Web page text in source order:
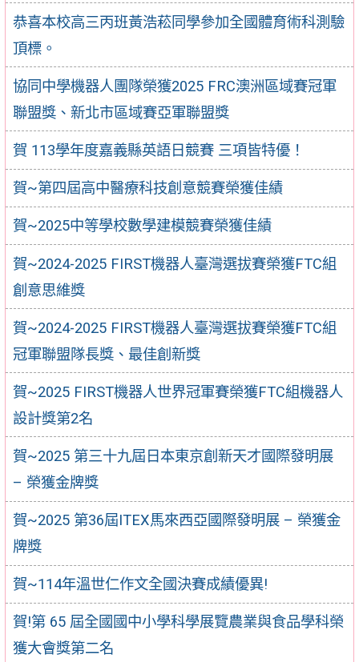
恭喜本校高三丙班黃浩菘同學參加全國體育術科測驗
頂標。
協同中學機器人團隊榮獲2025 FRC澳洲區域賽冠軍
聯盟獎、新北市區域賽亞軍聯盟獎
賀 113學年度嘉義縣英語日競賽 三項皆特優！
賀~第四屆高中醫療科技創意競賽榮獲佳績
賀~2025中等學校數學建模競賽榮獲佳績
賀~2024-2025 FIRST機器人臺灣選拔賽榮獲FTC組
創意思維獎
賀~2024-2025 FIRST機器人臺灣選拔賽榮獲FTC組
冠軍聯盟隊長獎、最佳創新獎
賀~2025 FIRST機器人世界冠軍賽榮獲FTC組機器人
設計獎第2名
賀~2025 第三十九屆日本東京創新天才國際發明展
– 榮獲金牌獎
賀~2025 第36屆ITEX馬來西亞國際發明展 – 榮獲金
牌獎
賀~114年溫世仁作文全國決賽成績優異!
賀!第 65 屆全國國中小學科學展覽農業與食品學科榮
獲大會獎第二名